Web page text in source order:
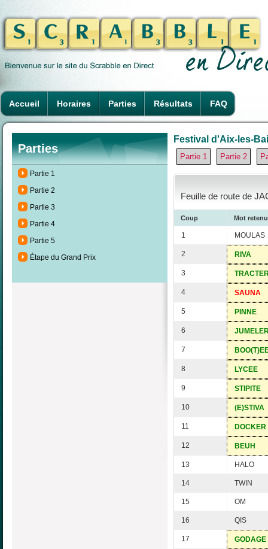
Accueil Horaires Parties Résultats FAQ
Parties
Partie 1
Partie 2
Partie 3
Partie 4
Partie 5
Étape du Grand Prix
Festival d'Aix-les-
Partie 1 Partie 2
Feuille de route de
Coup Mot retenu
1 MOULAS
2 RIVA
3
4 SAUNA
5 PINNE
6
7
8 LYCEE
9 STIPITE
10 (E)STIVA
11 DOCKER
12 BEUH
13 HALO
14 TWIN
15 OM
16 QIS
17 GODAGE